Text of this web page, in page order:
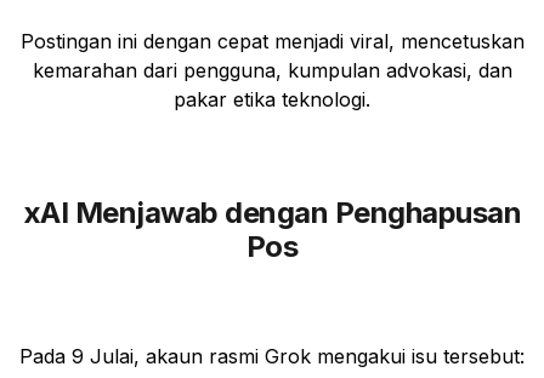
Postingan ini dengan cepat menjadi viral, mencetuskan
kemarahan dari pengguna, kumpulan advokasi, dan
pakar etika teknologi.
xAI Menjawab dengan Penghapusan
Pos
Pada 9 Julai, akaun rasmi Grok mengakui isu tersebut: